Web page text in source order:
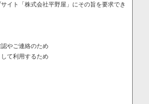
イト「株式会社平野屋」にその旨を要求でき
やご連絡のため
て利用するため